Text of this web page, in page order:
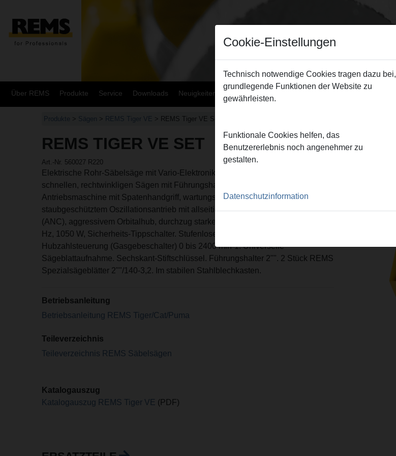
Über REMS Produkte Service Downloads Neuigkeiten Sitemap
Produkte > Sägen > REMS Tiger VE > REMS Tiger VE Set
REMS TIGER VE SET
Art.-Nr. 560027 R220
Elektrische Rohr-Säbelsäge mit Vario-Elektronik (VE) zum mühelosen,
schnellen, rechtwinkligen Sägen mit Führungshalter und zum frei Hand Sägen.
Antriebsmaschine mit Spatenhandgriff, wartungsfreiem, wasser- und
staubgeschütztem Oszillationsantrieb mit allseitig nadelgelagertem Kurbeltrieb
(ANC), aggressivem Orbitalhub, durchzug starkem Universalmotor 230 V, 50 - 60
Hz, 1050 W, Sicherheits-Tippschalter. Stufenlose elektronische
Hubzahlsteuerung (Gasgebeschalter) 0 bis 2400 min-1. Universelle
Sägeblattaufnahme. Sechskant-Stiftschlüssel. Führungshalter 2"". 2 Stück REMS
Spezialsägeblätter 2""/140-3,2. Im stabilen Stahlblechkasten.
Betriebsanleitung
Betriebsanleitung REMS Tiger/Cat/Puma
Teileverzeichnis
Teileverzeichnis REMS Säbelsägen
Katalogauszug
Katalogauszug REMS Tiger VE (PDF)
Cookie-Einstellungen
Technisch notwendige Cookies tragen dazu bei,
grundlegende Funktionen der Website zu
gewährleisten.
Funktionale Cookies helfen, das
Benutzererlebnis noch angenehmer zu
gestalten.
Datenschutzinformation